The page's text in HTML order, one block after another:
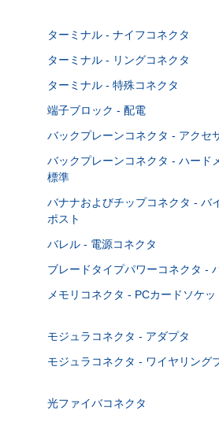
ターミナル - ナイフコネクタ
ターミナル - リングコネクタ
ターミナル - 特殊コネクタ
端子ブロック - 配電
バックプレーンコネクタ - アクセ
バックプレーンコネクタ - ハード
標準
バナナおよびチップコネクタ - バ
ポスト
バレル - 電源コネクタ
ブレードタイプパワーコネクタ -
メモリコネクタ - PCカードソケッ
モジュラコネクタ - アダプタ
モジュラコネクタ - ワイヤリング
光ファイバコネクタ